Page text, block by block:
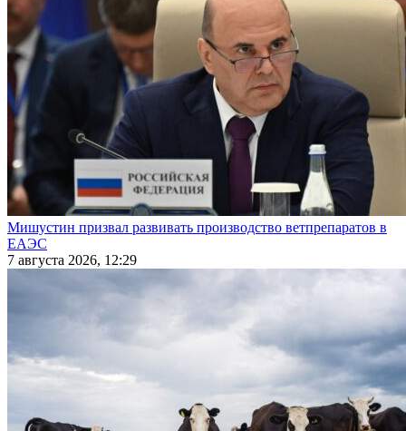
Мишустин призвал развивать производство ветпрепаратов в
ЕАЭС
7 августа 2026, 12:29